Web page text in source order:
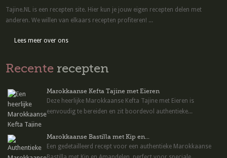
Tajine.NL is een recepten site. Hier kun je jouw eigen recepten delen met
anderen. We willen van elkaars recepten profiteren! ...
Lees meer over ons
Recente recepten
Marokkaanse Kefta Tajine met Eieren
Deze heerlijke Marokkaanse Kefta Tajine met Eieren is
eenvoudig te bereiden en zit boordevol authentieke...
Marokkaanse Bastilla met Kip en...
Een gedetailleerd recept voor een authentieke Marokkaanse